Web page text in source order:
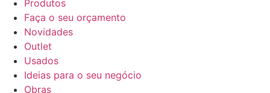
Produtos
Faça o seu orçamento
Novidades
Outlet
Usados
Ideias para o seu negócio
Obras